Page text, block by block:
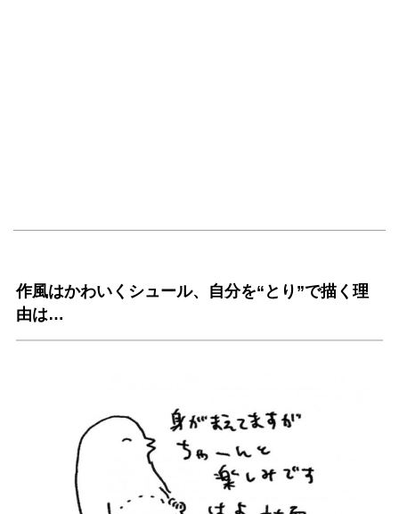
作風はかわいくシュール、自分を“とり”で描く理
由は…